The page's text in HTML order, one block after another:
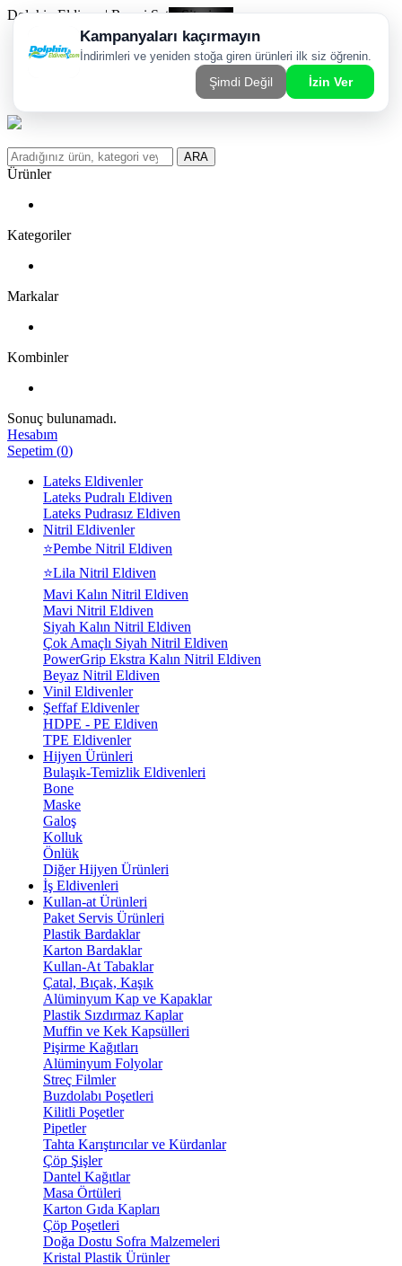
Dolphin Eldiven | Resmi Satış Sitesi
Kargom Nerede?
WhatsApp Sipariş Hattı
ARA
Ürünler
Kategoriler
Markalar
Kombinler
Sonuç bulunamadı.
Hesabım
Sepetim (0)
Lateks Eldivenler
Lateks Pudralı Eldiven
Lateks Pudrasız Eldiven
Nitril Eldivenler
⭐Pembe Nitril Eldiven
⭐Lila Nitril Eldiven
Mavi Kalın Nitril Eldiven
Mavi Nitril Eldiven
Siyah Kalın Nitril Eldiven
Çok Amaçlı Siyah Nitril Eldiven
PowerGrip Ekstra Kalın Nitril Eldiven
Beyaz Nitril Eldiven
Vinil Eldivenler
Şeffaf Eldivenler
HDPE - PE Eldiven
TPE Eldivenler
Hijyen Ürünleri
Bulaşık-Temizlik Eldivenleri
Bone
Maske
Galoş
Kolluk
Önlük
Diğer Hijyen Ürünleri
İş Eldivenleri
Kullan-at Ürünleri
Paket Servis Ürünleri
Plastik Bardaklar
Karton Bardaklar
Kullan-At Tabaklar
Çatal, Bıçak, Kaşık
Alüminyum Kap ve Kapaklar
Plastik Sızdırmaz Kaplar
Muffin ve Kek Kapsülleri
Pişirme Kağıtları
Alüminyum Folyolar
Streç Filmler
Buzdolabı Poşetleri
Kilitli Poşetler
Pipetler
Tahta Karıştırıcılar ve Kürdanlar
Çöp Şişler
Dantel Kağıtlar
Masa Örtüleri
Karton Gıda Kapları
Çöp Poşetleri
Doğa Dostu Sofra Malzemeleri
Kristal Plastik Ürünler